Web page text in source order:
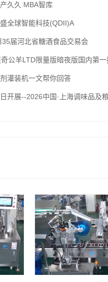
久久 MBA智库
全球智能科技(QDII)A
35届河北省糖酒食品交易会
公羊LTD限量版暗夜版国内第
灌装机一文帮你回答
开展--2026中国·上海调味品及